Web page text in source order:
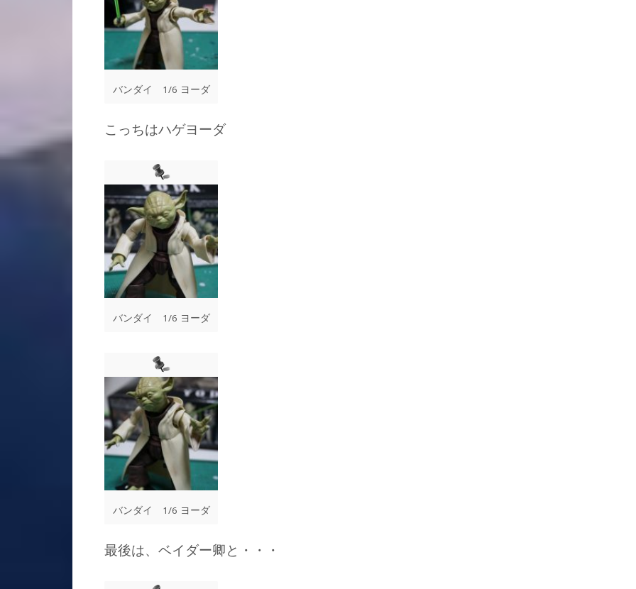
バンダイ 1/6 ヨーダ
こっちはハゲヨーダ
バンダイ 1/6 ヨーダ
バンダイ 1/6 ヨーダ
最後は、ベイダー卿と・・・